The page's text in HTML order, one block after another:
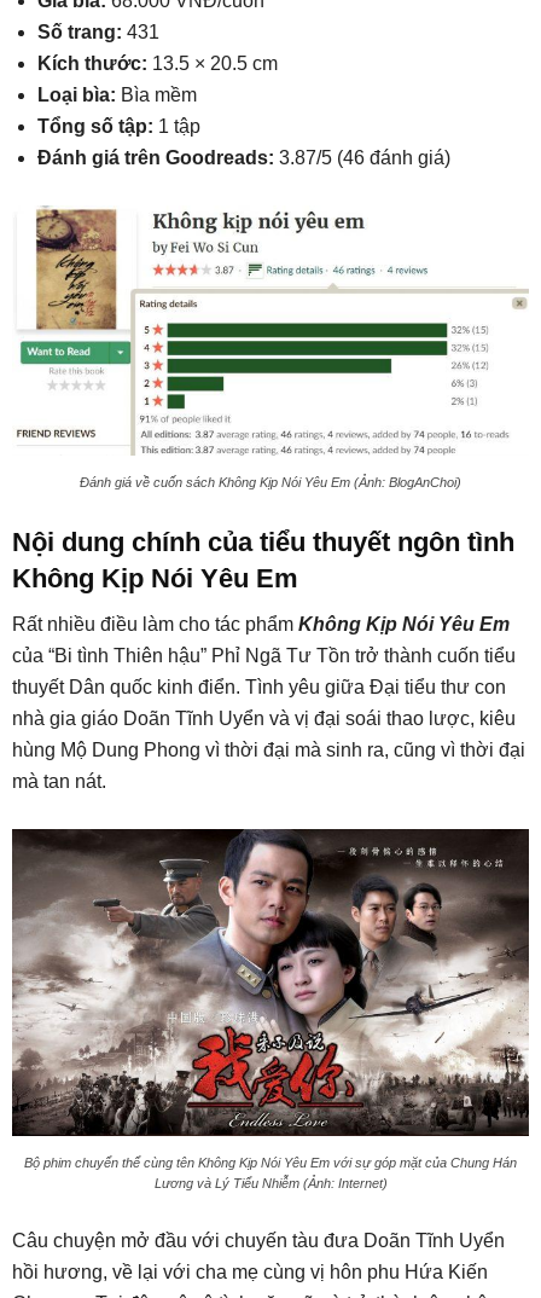
Số trang: 431
Kích thước: 13.5 × 20.5 cm
Loại bìa: Bìa mềm
Tổng số tập: 1 tập
Đánh giá trên Goodreads: 3.87/5 (46 đánh giá)
Đánh giá về cuốn sách Không Kịp Nói Yêu Em (Ảnh: BlogAnChoi)
Nội dung chính của tiểu thuyết ngôn tình
Không Kịp Nói Yêu Em
Rất nhiều điều làm cho tác phẩm Không Kịp Nói Yêu Em
của “Bi tình Thiên hậu” Phỉ Ngã Tư Tồn trở thành cuốn tiểu
thuyết Dân quốc kinh điển. Tình yêu giữa Đại tiểu thư con
nhà gia giáo Doãn Tĩnh Uyển và vị đại soái thao lược, kiêu
hùng Mộ Dung Phong vì thời đại mà sinh ra, cũng vì thời đại
mà tan nát.
Bộ phim chuyển thể cùng tên Không Kịp Nói Yêu Em với sự góp mặt của Chung Hán
Lương và Lý Tiểu Nhiễm (Ảnh: Internet)
Câu chuyện mở đầu với chuyến tàu đưa Doãn Tĩnh Uyển
hồi hương, về lại với cha mẹ cùng vị hôn phu Hứa Kiến